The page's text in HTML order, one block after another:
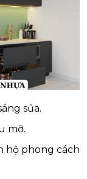
sủa.
mỡ.
hộ phong cách